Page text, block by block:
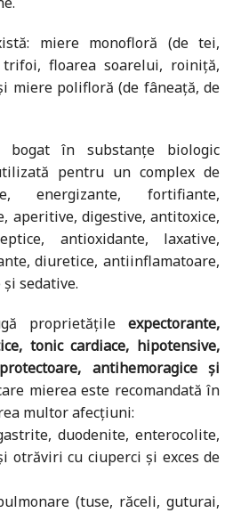
miere monofloră (de tei,
floarea soarelui, roiniţă,
miere polifloră (de fâneaţă, de
bogat în substanţe biologic
pentru un complex de
energizante, fortifiante,
aperitive, digestive, antitoxice,
antioxidante, laxative,
diuretice, antiinflamatoare,
sedative.
proprietăţile expectorante,
tonic cardiace, hipotensive,
antihemoragice şi
mierea este recomandată în
multor afecţiuni:
duodenite, enterocolite,
otrăviri cu ciuperci şi exces de
(tuse, răceli, guturai,